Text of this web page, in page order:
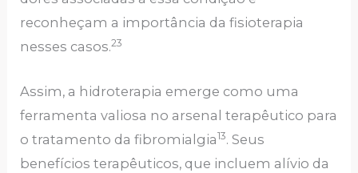
reconheçam a importância da fisioterapia
nesses casos.23
Assim, a hidroterapia emerge como uma
ferramenta valiosa no arsenal terapêutico para
o tratamento da fibromialgia13. Seus
benefícios terapêuticos, que incluem alívio da